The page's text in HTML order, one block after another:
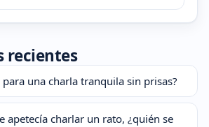
recientes
para una charla tranquila sin prisas?
apetecía charlar un rato, ¿quién se